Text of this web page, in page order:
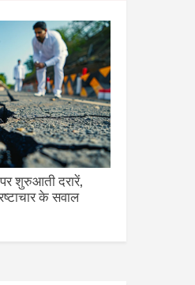
शुरुआती दरारें,
के सवाल